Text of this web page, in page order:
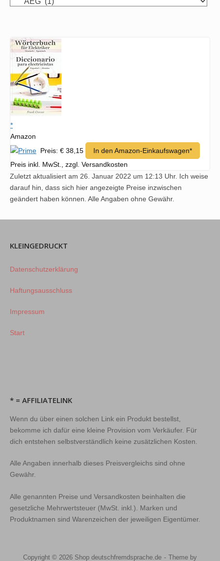
*
Amazon
Preis: € 38,15
In den Amazon-Einkaufswagen*
Preis inkl. MwSt., zzgl. Versandkosten
Zuletzt aktualisiert am 26. Januar 2022 um 12:13 Uhr. Ich weise
darauf hin, dass sich hier angezeigte Preise inzwischen
geändert haben können. Alle Angaben ohne Gewähr.
KLEINGEDRUCKT
Datenschutzerklärung
Haftungsausschluss
Impressum
Start
* = AFFILIATELINK
Wenn du über einen solchen Link ein Produkt bestellst,
bekomme ich dafür eine kleine Provision vom Verkäufer. Für
dich entstehen selbstverständlich keine zusätzlichen Kosten.
Alle Angaben innerhalb dieses Preisvergleichs sind ohne
Gewähr.
Alle genannten Preise und Versandkosten beinhalten die
gesetzliche Mehrwertsteuer (MwSt. inkl.). Marken und
Produktnamen sind Warenzeichen der jeweiligen Eigentümer.
Copyright © 2026 Shop deutschfremdsprache.de Theme by